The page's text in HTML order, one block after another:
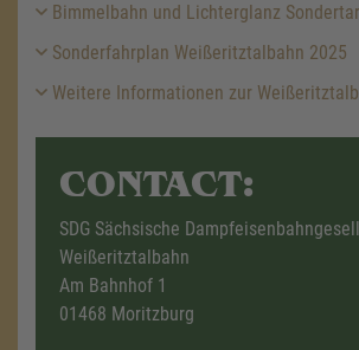
Bimmelbahn und Lichterglanz
Sonderfahrplan Weißeritztalbahn 2025
Weitere Informationen zur
CONTACT:
SDG Sächsische
Weißeritztalbahn
Am Bahnhof 1
01468 Moritzburg